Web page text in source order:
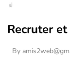
Recruter
By